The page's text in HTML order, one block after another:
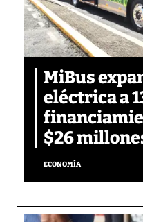
MiBus
eléctrica a
$26
ECONOMÍA